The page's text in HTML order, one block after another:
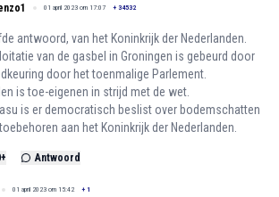
01 april 2023 om 17:07 + 34532
antwoord, van het Koninkrijk der Nederlanden.
van de gasbel in Groningen is gebeurd door
door het toenmalige Parlement.
is toe-eigenen in strijd met de wet.
is er democratisch beslist over bodemschatten
aan het Koninkrijk der Nederlanden.
+ Antwoord
01 april 2023 om 15:42 + 1